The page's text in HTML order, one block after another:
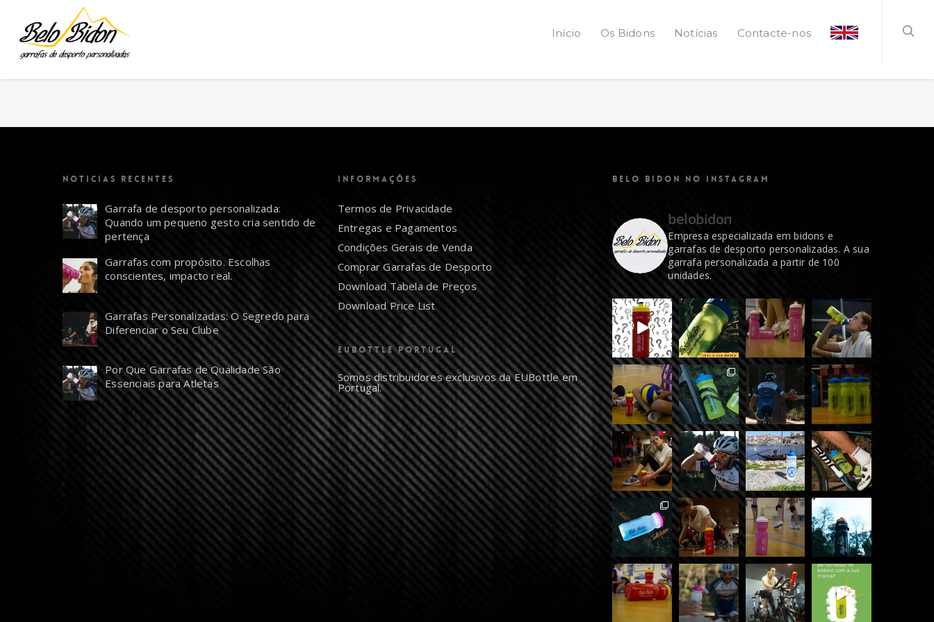
Início Os Bidons Notícias Contacte-nos
NOTICIAS RECENTES
Garrafa de desporto personalizada:
Quando um pequeno gesto cria sentido de
pertença
Garrafas com propósito. Escolhas
conscientes, impacto real.
Garrafas Personalizadas: O Segredo para
Diferenciar o Seu Clube
Por Que Garrafas de Qualidade São
Essenciais para Atletas
INFORMAÇÕES
Termos de Privacidade
Entregas e Pagamentos
Condições Gerais de Venda
Comprar Garrafas de Desporto
Download Tabela de Preços
Download Price List
EUBOTTLE PORTUGAL
Somos distribuidores exclusivos da EUBottle em
Portugal.
BELO BIDON NO INSTAGRAM
belobidon
Empresa especializada em bidons e
garrafas de desporto personalizadas. A sua
garrafa personalizada a partir de 100
unidades.